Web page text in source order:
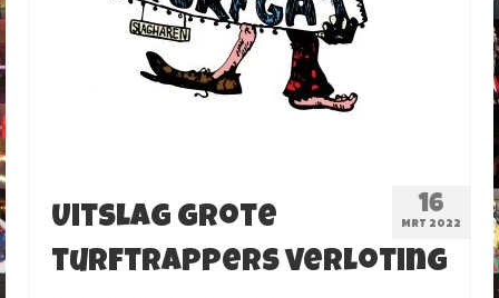
Foto’s Carnaval 2016-2017
Foto`s Carnaval 2017-2018
Foto`s Carnaval 2018-2019
16
MRT 2022
Uitslag grote
turftrappers verloting